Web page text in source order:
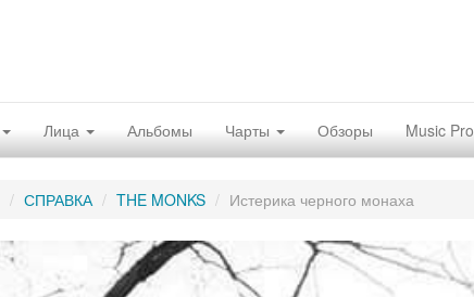
Лица Альбомы Чарты Обзоры Music Pro
СПРАВКА THE MONKS Истерика черного монаха